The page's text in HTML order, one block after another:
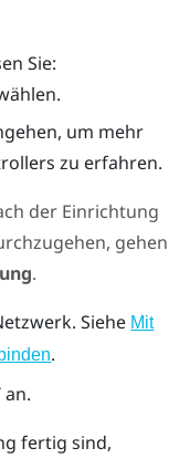
Sie:
um mehr
zu erfahren.
der Einrichtung
gehen
.
Siehe Mit
.
an.
fertig sind,